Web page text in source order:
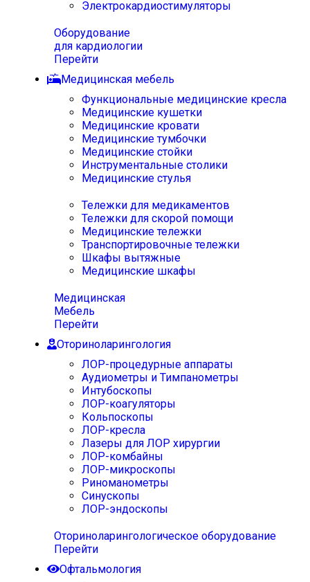
Электрокардиостимуляторы
Оборудование
для кардиологии
Перейти
Медицинская мебель
Функциональные медицинские кресла
Медицинские кушетки
Медицинские кровати
Медицинские тумбочки
Медицинские стойки
Инструментальные столики
Медицинские стулья
Тележки для медикаментов
Тележки для скорой помощи
Медицинские тележки
Транспортировочные тележки
Шкафы вытяжные
Медицинские шкафы
Медицинская
Мебель
Перейти
Оториноларингология
ЛОР-процедурные аппараты
Аудиометры и Тимпанометры
Интубоскопы
ЛОР-коагуляторы
Кольпоскопы
ЛОР-кресла
Лазеры для ЛОР хирургии
ЛОР-комбайны
ЛОР-микроскопы
Риноманометры
Синускопы
ЛОР-эндоскопы
Оториноларингологическое оборудование
Перейти
Офтальмология